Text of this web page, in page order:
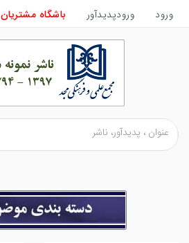
ورود ورودپدیدآور باشگاه مشتریان